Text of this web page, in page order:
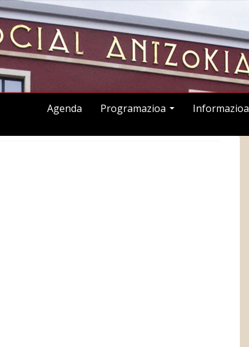
Agenda Programazioa Informazioa